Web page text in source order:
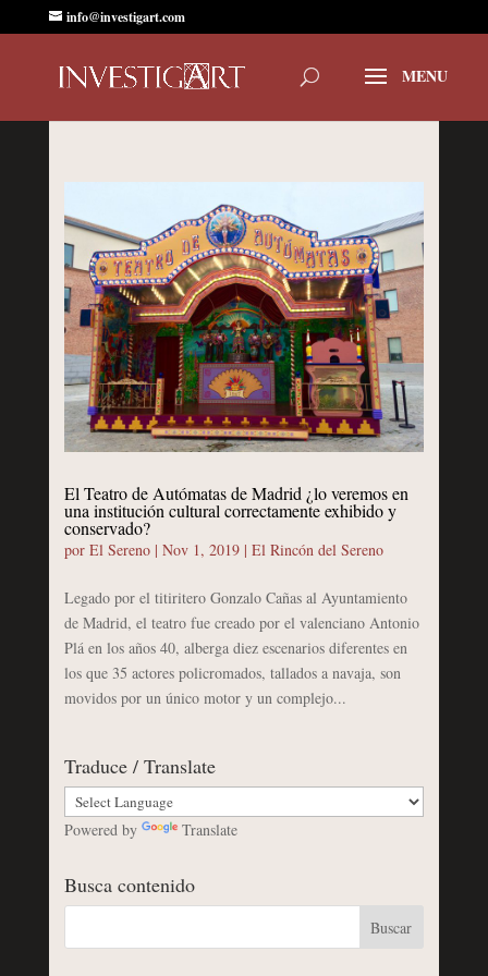
info@investigart.com
El Teatro de Autómatas de Madrid ¿lo veremos en
una institución cultural correctamente exhibido y
conservado?
por El Sereno| Nov 1, 2019| El Rincón del Sereno
Legado por el titiritero Gonzalo Cañas al Ayuntamiento
de Madrid, el teatro fue creado por el valenciano Antonio
Plá en los años 40, alberga diez escenarios diferentes en
los que 35 actores policromados, tallados a navaja, son
movidos por un único motor y un complejo...
Traduce / Translate
Powered by Translate
Busca contenido